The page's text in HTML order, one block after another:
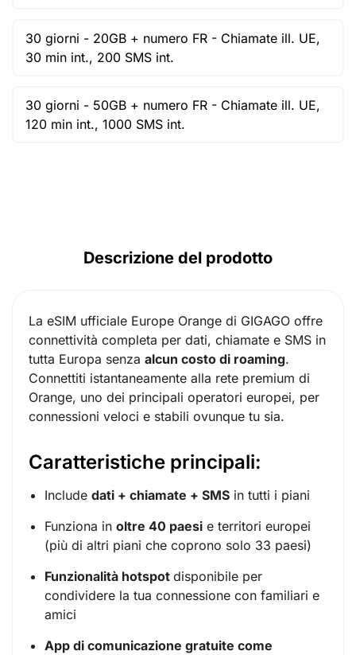
CAD ($)
30 giorni - 20GB + numero FR - Chiamate ill. UE,
30 min int., 200 SMS int.
30 giorni - 50GB + numero FR - Chiamate ill. UE,
120 min int., 1000 SMS int.
Descrizione del prodotto
La eSIM ufficiale Europe Orange di GIGAGO offre
connettività completa per dati, chiamate e SMS in
tutta Europa senza alcun costo di roaming.
Connettiti istantaneamente alla rete premium di
Orange, uno dei principali operatori europei, per
connessioni veloci e stabili ovunque tu sia.
Caratteristiche principali:
Include dati + chiamate + SMS in tutti i piani
Funziona in oltre 40 paesi e territori europei
(più di altri piani che coprono solo 33 paesi)
Funzionalità hotspot disponibile per
condividere la tua connessione con familiari e
amici
App di comunicazione gratuite come